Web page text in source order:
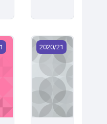
(2020)
- Modelování textilních
KNT/NT - Výroba
2020/21